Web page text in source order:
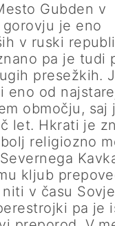
Gubden v
gorovju je eno
v ruski
pa je tudi
presežkih.
eno od
območju, saj
let. Hkrati je
religiozno
kljub
v času
pa je